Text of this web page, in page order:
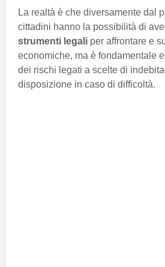
La realtà è che diversamente dal
cittadini hanno la possibilità di
strumenti legali per affrontare e
economiche, ma è fondamentale
dei rischi legati a scelte di
disposizione in caso di difficoltà.